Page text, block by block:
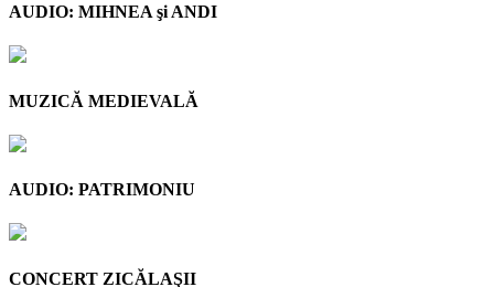
AUDIO: MIHNEA şi ANDI
MUZICĂ MEDIEVALĂ
AUDIO: PATRIMONIU
CONCERT ZICĂLAŞII